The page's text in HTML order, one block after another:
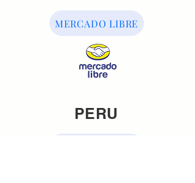
MERCADO LIBRE
PERU